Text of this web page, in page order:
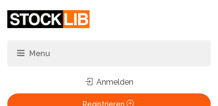
Anmelden
Registrieren